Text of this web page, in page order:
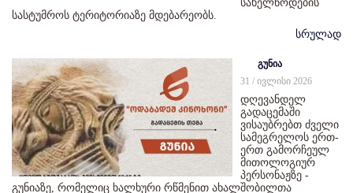
სახელწოდების
სასტუმროს ტერიტორიაზე მდებარეობს.
სრულად
გუნია
31 / ივლისი 2026
დღევანდელ
გადაცემაში
ვისაუბრებთ ძველი
სამეგრელოს ერთ-
ერთ გამორჩეულ
მითოლოგიურ
პერსონაჟზე -
გუნიაზე, რომელიც ხალხური რწმენით ახალშობილთა